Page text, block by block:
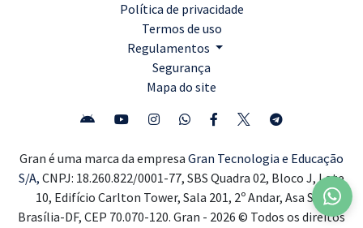
Política de privacidade
Termos de uso
Regulamentos
Segurança
Mapa do site
Gran é uma marca da empresa Gran Tecnologia e Educação
S/A, CNPJ: 18.260.822/0001-77, SBS Quadra 02, Bloco J, Lote
10, Edifício Carlton Tower, Sala 201, 2º Andar, Asa Sul,
Brasília-DF, CEP 70.070-120. Gran - 2026 © Todos os direitos